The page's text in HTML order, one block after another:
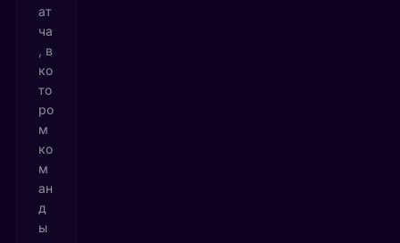
ат
ча
, в
ко
то
ро
м
ко
м
ан
д
ы